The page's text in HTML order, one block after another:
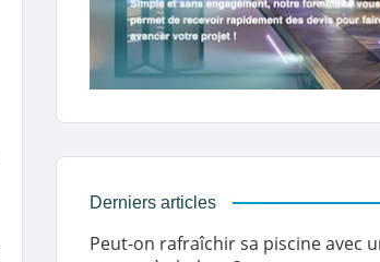
Derniers articles
Peut-on rafraîchir sa piscine avec